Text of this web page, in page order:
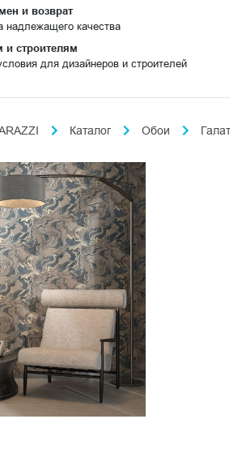
и возврат
надлежащего качества
и строителям
для дизайнеров и строителей
Каталог Обои